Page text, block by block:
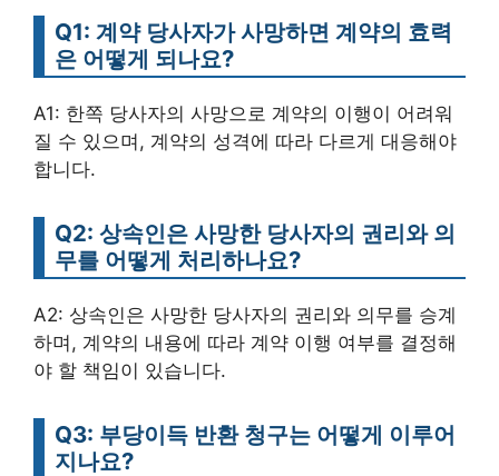
Q1: 계약 당사자가 사망하면 계약의 효력
은 어떻게 되나요?
A1: 한쪽 당사자의 사망으로 계약의 이행이 어려워
질 수 있으며, 계약의 성격에 따라 다르게 대응해야
합니다.
Q2: 상속인은 사망한 당사자의 권리와 의
무를 어떻게 처리하나요?
A2: 상속인은 사망한 당사자의 권리와 의무를 승계
하며, 계약의 내용에 따라 계약 이행 여부를 결정해
야 할 책임이 있습니다.
Q3: 부당이득 반환 청구는 어떻게 이루어
지나요?